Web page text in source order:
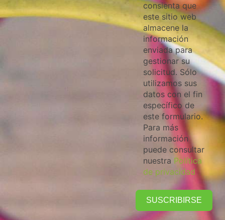
consienta que
este sitio web
almacene la
información
enviada para
gestionar su
solicitud. Sólo
utilizamos sus
datos con el fin
específico de
este formulario.
Para más
información
puede consultar
nuestra Política
de privacidad
SUSCRIBIRSE